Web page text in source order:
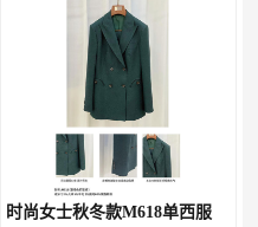
时尚女士秋冬款M618单西服